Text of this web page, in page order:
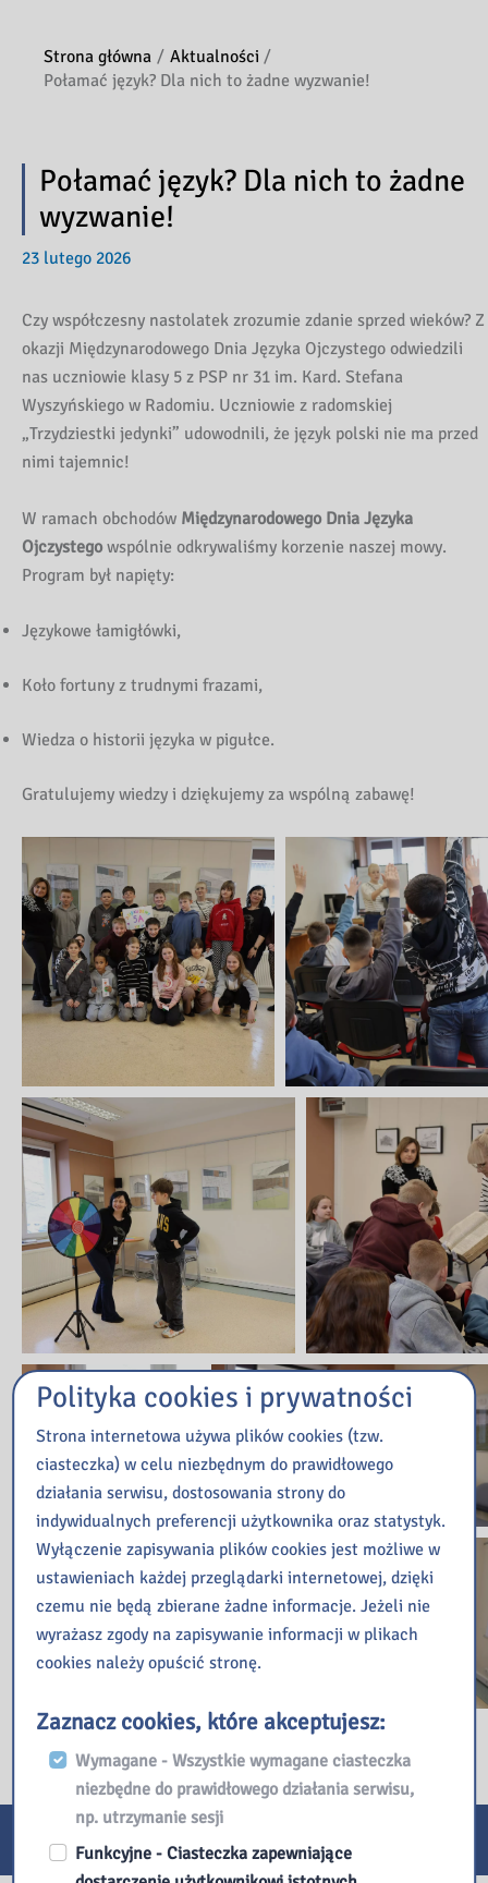
Strona główna
Aktualności
Połamać język? Dla nich to żadne wyzwanie!
Połamać język? Dla nich to żadne
wyzwanie!
23 lutego 2026
Czy współczesny nastolatek zrozumie zdanie sprzed wieków? Z
okazji Międzynarodowego Dnia Języka Ojczystego odwiedzili
nas uczniowie klasy 5 z PSP nr 31 im. Kard. Stefana
Wyszyńskiego w Radomiu. Uczniowie z radomskiej
„Trzydziestki jedynki” udowodnili, że język polski nie ma przed
nimi tajemnic!
W ramach obchodów Międzynarodowego Dnia Języka
Ojczystego wspólnie odkrywaliśmy korzenie naszej mowy.
Program był napięty:
Językowe łamigłówki,
Koło fortuny z trudnymi frazami,
Wiedza o historii języka w pigułce.
Gratulujemy wiedzy i dziękujemy za wspólną zabawę!
E-usługi
Polityka cookies i prywatności
Strona internetowa używa plików cookies (tzw.
ciasteczka) w celu niezbędnym do prawidłowego
działania serwisu, dostosowania strony do
indywidualnych preferencji użytkownika oraz statystyk.
Wyłączenie zapisywania plików cookies jest możliwe w
ustawieniach każdej przeglądarki internetowej, dzięki
czemu nie będą zbierane żadne informacje. Jeżeli nie
wyrażasz zgody na zapisywanie informacji w plikach
cookies należy opuścić stronę.
Zaznacz cookies, które akceptujesz:
Wymagane - Wszystkie wymagane ciasteczka
niezbędne do prawidłowego działania serwisu,
np. utrzymanie sesji
Funkcyjne - Ciasteczka zapewniające